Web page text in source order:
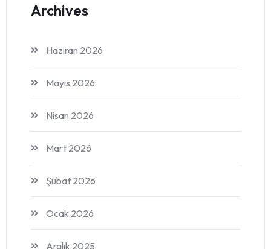
Archives
Haziran 2026
Mayıs 2026
Nisan 2026
Mart 2026
Şubat 2026
Ocak 2026
Aralık 2025